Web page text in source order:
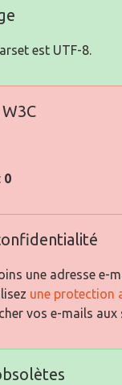
est UTF-8.
0
une adresse e-
une protection
vos e-mails aux